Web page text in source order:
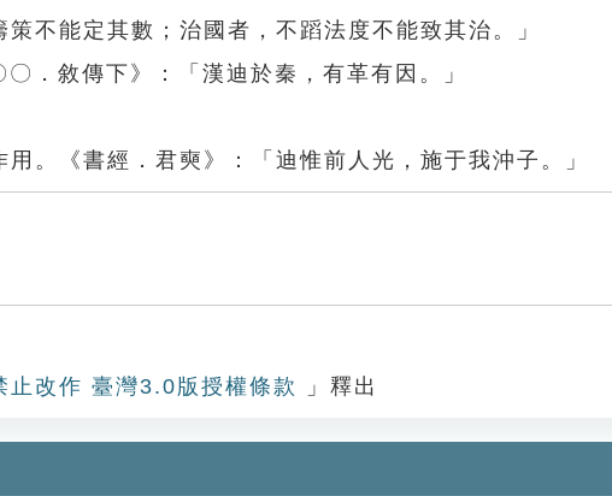
不能定其數；治國者，不蹈法度不能致其治。」
．敘傳下》：「漢迪於秦，有革有因。」
。《書經．君奭》：「迪惟前人光，施于我沖子。」
改作 臺灣3.0版授權條款 」釋出